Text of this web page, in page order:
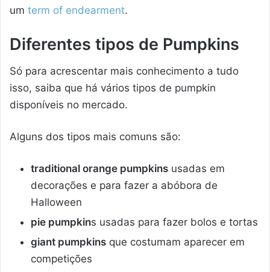
um term of endearment.
Diferentes tipos de Pumpkins
Só para acrescentar mais conhecimento a tudo
isso, saiba que há vários tipos de pumpkin
disponíveis no mercado.
Alguns dos tipos mais comuns são:
traditional orange pumpkins usadas em
decorações e para fazer a abóbora de
Halloween
pie pumpkins usadas para fazer bolos e tortas
giant pumpkins que costumam aparecer em
competições